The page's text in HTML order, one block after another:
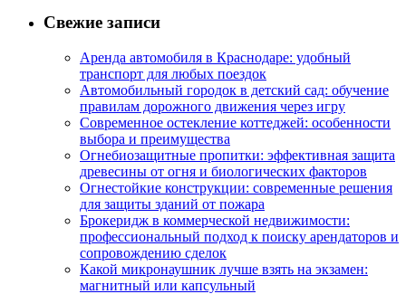
Свежие записи
Аренда автомобиля в Краснодаре: удобный
транспорт для любых поездок
Автомобильный городок в детский сад: обучение
правилам дорожного движения через игру
Современное остекление коттеджей: особенности
выбора и преимущества
Огнебиозащитные пропитки: эффективная защита
древесины от огня и биологических факторов
Огнестойкие конструкции: современные решения
для защиты зданий от пожара
Брокеридж в коммерческой недвижимости:
профессиональный подход к поиску арендаторов и
сопровождению сделок
Какой микронаушник лучше взять на экзамен:
магнитный или капсульный